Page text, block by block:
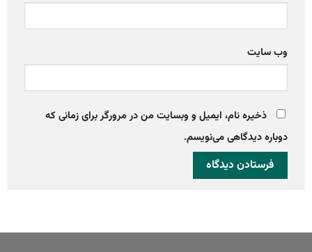
وب‌ سایت
ذخیره نام، ایمیل و وبسایت من در مرورگر برای زمانی که
دوباره دیدگاهی می‌نویسم.